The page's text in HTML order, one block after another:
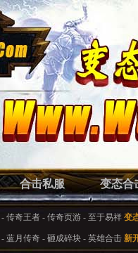
合击私服 变态合
- 传奇王者 - 传奇页游 - 至于易祥 变
- 蓝月传奇 - 砸成碎块 - 英雄合击 新